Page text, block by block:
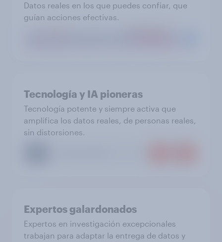
Datos reales en los que puedes confiar, que
guían acciones efectivas.
Tecnología y IA pioneras
Tecnología potente y siempre activa que
amplifica los datos reales, de personas reales,
sin distorsiones.
Expertos galardonados
Expertos en investigación excepcionales
trabajan para adaptar la entrega de datos y